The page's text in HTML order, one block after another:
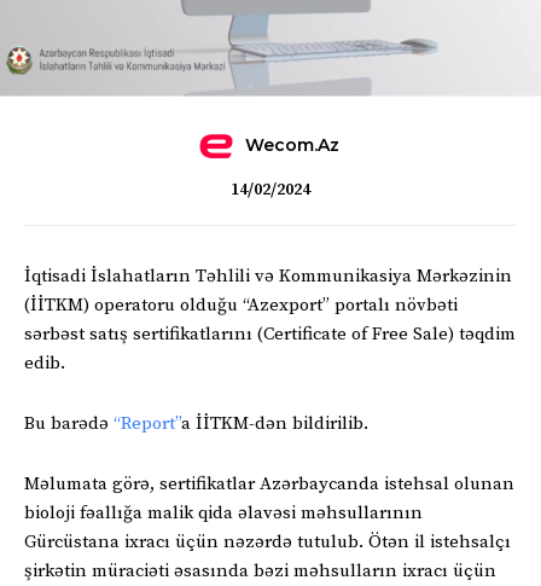
Wecom.az
14/02/2024
İqtisadi İslahatların Təhlili və Kommunikasiya Mərkəzinin
(İİTKM) operatoru olduğu “Azexport” portalı növbəti
sərbəst satış sertifikatlarını (Certificate of Free Sale) təqdim
edib.
Bu barədə “Report”a İİTKM-dən bildirilib.
Məlumata görə, sertifikatlar Azərbaycanda istehsal olunan
bioloji fəallığa malik qida əlavəsi məhsullarının
Gürcüstana ixracı üçün nəzərdə tutulub. Ötən il istehsalçı
şirkətin müraciəti əsasında bəzi məhsulların ixracı üçün